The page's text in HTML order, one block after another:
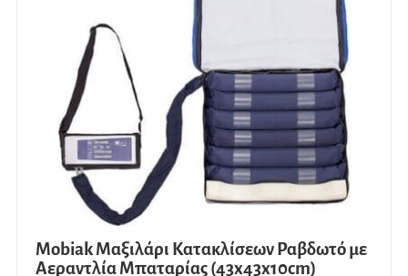
Mobiak Μαξιλάρι Κατακλίσεων Ραβδωτό με
Αεραντλία Μπαταρίας (43x43x10cm)